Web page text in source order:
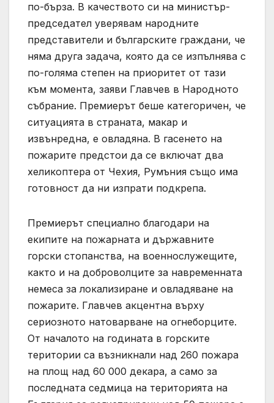
по-бърза. В качеството си на министър-
председател уверявам народните
представители и българските граждани, че
няма друга задача, която да се изпълнява с
по-голяма степен на приоритет от тази
към момента, заяви Главчев в Народното
събрание. Премиерът беше категоричен, че
ситуацията в страната, макар и
извънредна, е овладяна. В гасенето на
пожарите предстои да се включат два
хеликоптера от Чехия, Румъния също има
готовност да ни изпрати подкрепа.
Премиерът специално благодари на
екипите на пожарната и държавните
горски стопанства, на военнослужещите,
както и на доброволците за навременната
немеса за локализиране и овладяване на
пожарите. Главчев акцентна върху
сериозното натоварване на огнеборците.
От началото на годината в горските
територии са възникнали над 260 пожара
на площ над 60 000 декара, а само за
последната седмица на територията на